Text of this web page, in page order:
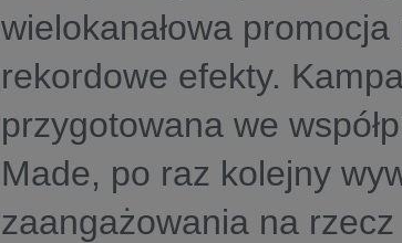
wielokanałowa promocja
rekordowe efekty.
przygotowana we
Made, po raz kolejny
zaangażowania na